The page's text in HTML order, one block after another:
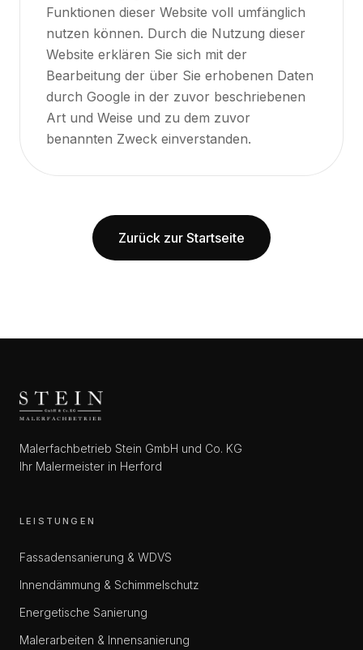
Funktionen dieser Website voll umfänglich
nutzen können. Durch die Nutzung dieser
Website erklären Sie sich mit der
Bearbeitung der über Sie erhobenen Daten
durch Google in der zuvor beschriebenen
Art und Weise und zu dem zuvor
benannten Zweck einverstanden.
Zurück zur Startseite
Malerfachbetrieb Stein GmbH und Co. KG
Ihr Malermeister in Herford
LEISTUNGEN
Fassadensanierung & WDVS
Innendämmung & Schimmelschutz
Energetische Sanierung
Malerarbeiten & Innensanierung